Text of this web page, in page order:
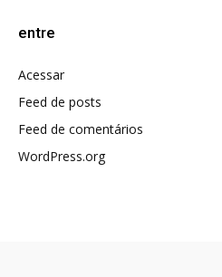
entre
Acessar
Feed de posts
Feed de comentários
WordPress.org